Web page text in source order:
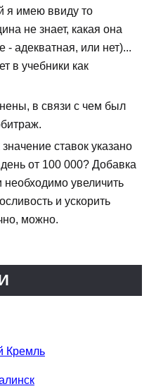
я имею ввиду то
не знает, какая она
адекватная, или нет)...
в учебники как
в связи с чем был
ставок указано
от 100 000? Добавка
необходимо увеличить
и ускорить
можно.
Кремль